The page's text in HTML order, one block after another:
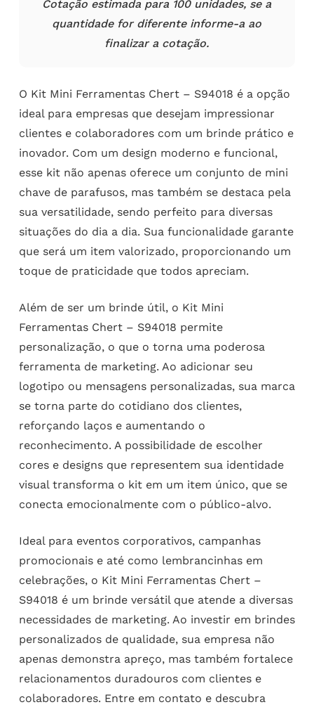
Cotação estimada para 100 unidades, se a
quantidade for diferente informe-a ao
finalizar a cotação.
O Kit Mini Ferramentas Chert – S94018 é a opção
ideal para empresas que desejam impressionar
clientes e colaboradores com um brinde prático e
inovador. Com um design moderno e funcional,
esse kit não apenas oferece um conjunto de mini
chave de parafusos, mas também se destaca pela
sua versatilidade, sendo perfeito para diversas
situações do dia a dia. Sua funcionalidade garante
que será um item valorizado, proporcionando um
toque de praticidade que todos apreciam.
Além de ser um brinde útil, o Kit Mini
Ferramentas Chert – S94018 permite
personalização, o que o torna uma poderosa
ferramenta de marketing. Ao adicionar seu
logotipo ou mensagens personalizadas, sua marca
se torna parte do cotidiano dos clientes,
reforçando laços e aumentando o
reconhecimento. A possibilidade de escolher
cores e designs que representem sua identidade
visual transforma o kit em um item único, que se
conecta emocionalmente com o público-alvo.
Ideal para eventos corporativos, campanhas
promocionais e até como lembrancinhas em
celebrações, o Kit Mini Ferramentas Chert –
S94018 é um brinde versátil que atende a diversas
necessidades de marketing. Ao investir em brindes
personalizados de qualidade, sua empresa não
apenas demonstra apreço, mas também fortalece
relacionamentos duradouros com clientes e
colaboradores. Entre em contato e descubra